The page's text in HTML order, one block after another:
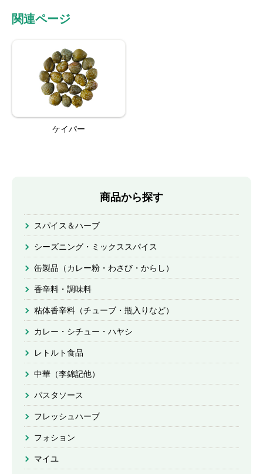
関連ページ
ケイパー
商品から探す
スパイス＆ハーブ
シーズニング・ミックススパイス
缶製品（カレー粉・わさび・からし）
香辛料・調味料
粘体香辛料（チューブ・瓶入りなど）
カレー・シチュー・ハヤシ
レトルト食品
中華（李錦記他）
パスタソース
フレッシュハーブ
フォション
マイユ